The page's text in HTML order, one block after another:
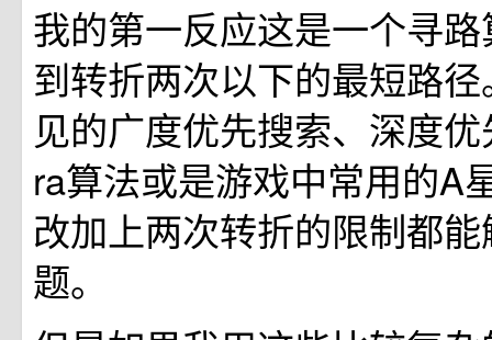
我的第一反应这是一个寻
到转折两次以下的最短路
见的广度优先搜索、深度
ra算法或是游戏中常用的A
改加上两次转折的限制都
题。